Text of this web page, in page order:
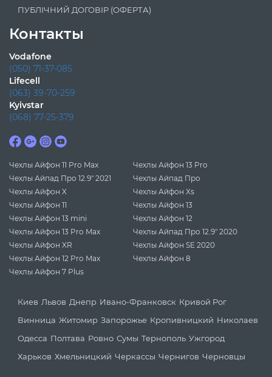
ПУБЛІЧНИЙ ДОГОВІР (ОФЕРТА)
Контакты
Vodafone
(050) 71-37-085
Lifecell
(063) 39-70-259
Kyivstar
(068) 77-25-379
Чехлы Айфон 11 Pro Max
Чехлы Айфон 13 Pro
Чехлы Айпад Про 12.9" 2021
Чехлы Айпад Про
Чехлы Айфон X
Чехлы Айфон Xs
Чехлы Айфон 11
Чехлы Айфон 13
Чехлы Айфон 13 mini
Чехлы Айфон 12
Чехлы Айфон 13 Pro Max
Чехлы Айпад Про 12.9" 2020
Чехлы Айфон XR
Чехлы Айфон SE 2020
Чехлы Айфон 12 Pro Max
Чехлы Айфон 8
Чехлы Айфон 7 Plus
Киев Львов Днепр Ивано-Франковск Кривой Рог
Винница Житомир Запорожье Кропивницкий Николаев
Одесса Полтава Ровно Сумы Тернополь Ужгород
Харьков Хмельницкий Черкассы Чернигов Черновцы